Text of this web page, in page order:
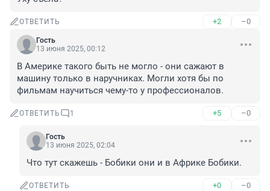
ОТВЕТИТЬ +2 –0
Гость
13 июня 2025, 00:12
В Америке такого быть не могло - они сажают в
машину только в наручниках. Могли хотя бы по
фильмам научиться чему-то у профессионалов.
ОТВЕТИТЬ 1 +5 –0
Гость
13 июня 2025, 02:04
Что тут скажешь - Бобики они и в Африке Бобики.
ОТВЕТИТЬ +0 –0